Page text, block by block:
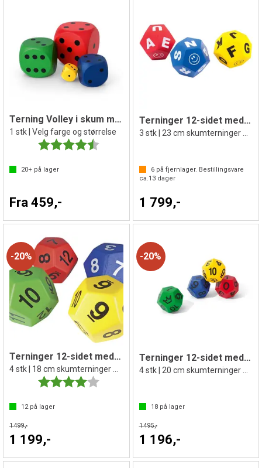
Terning Volley i skum med trekk
1 stk | Velg farge og størrelse
Karakter:
4.5 av 5 mulige
20+ på lager
Fra 459,-
Terninger 12-sidet med bokstaver
6på fjernlager. Bestillingsvare
ca.13dager
1 799,-
20%
Terninger 12-sidet med tall 1-12
Karakter:
4.0 av 5 mulige
12på lager
1 499,-
1 199,-
20%
Terninger 12-sidet med tall og joker
18på lager
1 495,-
1 196,-